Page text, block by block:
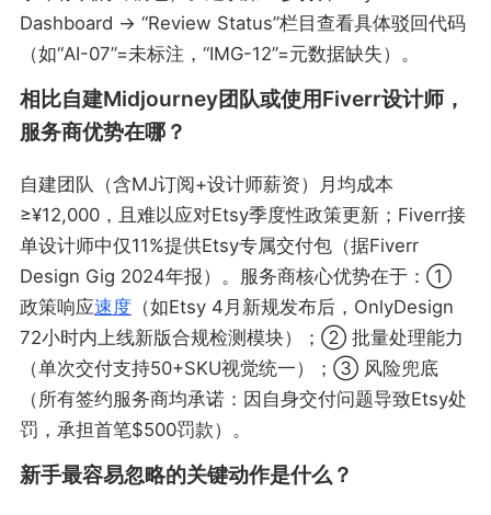
Dashboard → “Review Status”栏目查看具体驳回代码
（如“AI-07”=未标注，“IMG-12”=元数据缺失）。
相比自建Midjourney团队或使用Fiverr设计师，
服务商优势在哪？
自建团队（含MJ订阅+设计师薪资）月均成本
≥¥12,000，且难以应对Etsy季度性政策更新；Fiverr接
单设计师中仅11%提供Etsy专属交付包（据Fiverr
Design Gig 2024年报）。服务商核心优势在于：①
政策响应速度（如Etsy 4月新规发布后，OnlyDesign
72小时内上线新版合规检测模块）；② 批量处理能力
（单次交付支持50+SKU视觉统一）；③ 风险兜底
（所有签约服务商均承诺：因自身交付问题导致Etsy处
罚，承担首笔$500罚款）。
新手最容易忽略的关键动作是什么？